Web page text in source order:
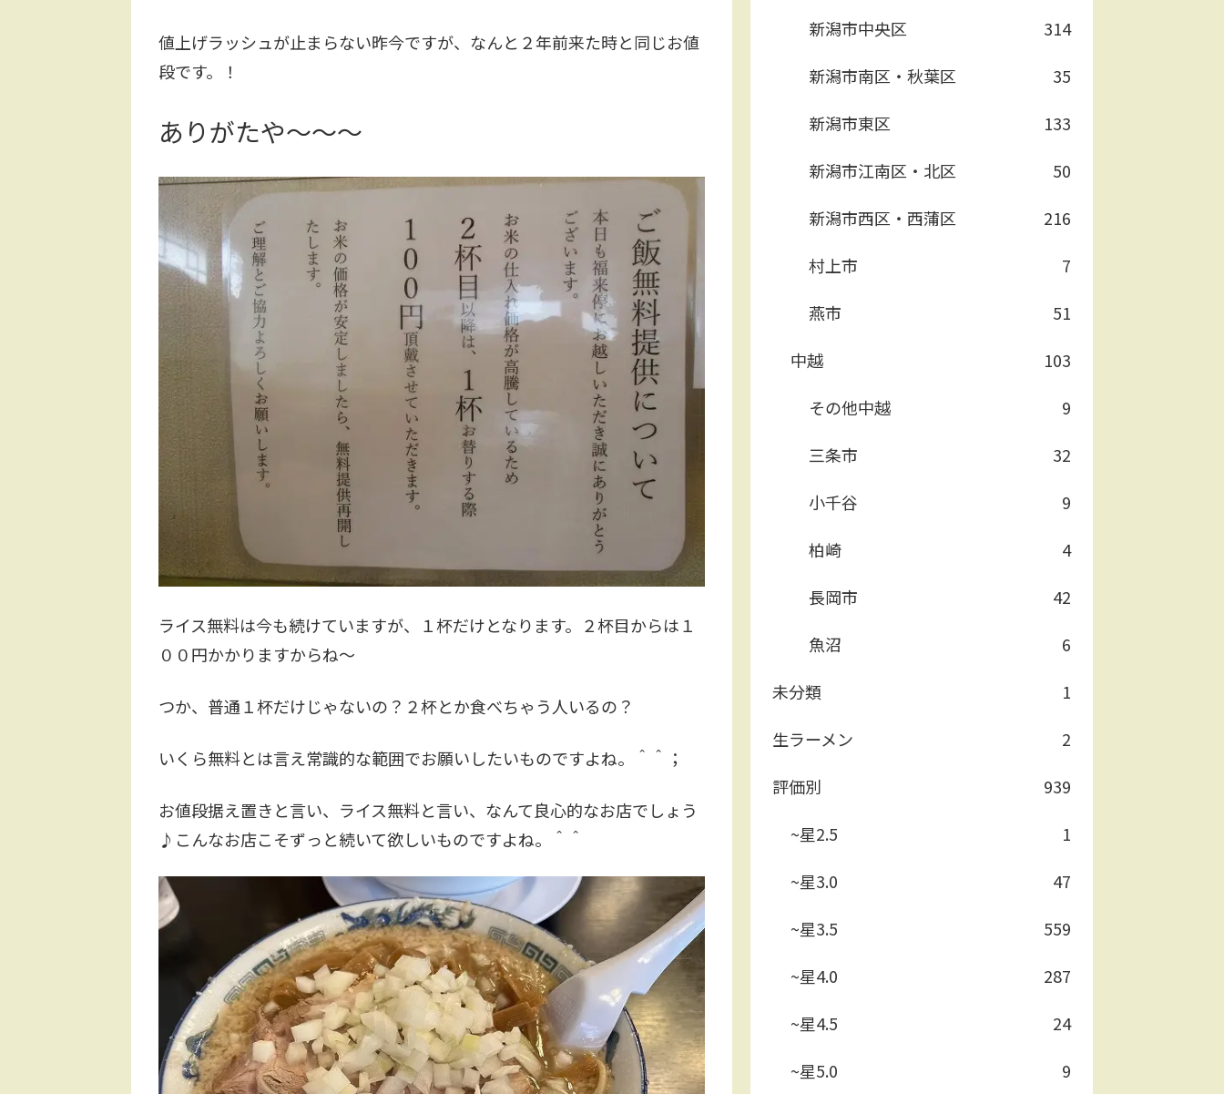
値上げラッシュが止まらない昨今ですが、なんと２年前来た時と同じお値
段です。！
ありがたや～～～
ライス無料は今も続けていますが、１杯だけとなります。２杯目からは１
００円かかりますからね～
つか、普通１杯だけじゃないの？２杯とか食べちゃう人いるの？
いくら無料とは言え常識的な範囲でお願いしたいものですよね。＾＾；
お値段据え置きと言い、ライス無料と言い、なんて良心的なお店でしょう
♪こんなお店こそずっと続いて欲しいものですよね。＾＾
新潟市中央区
314
新潟市南区・秋葉区
35
新潟市東区
133
新潟市江南区・北区
50
新潟市西区・西蒲区
216
村上市
7
燕市
51
中越
103
その他中越
9
三条市
32
小千谷
9
柏崎
4
長岡市
42
魚沼
6
未分類
1
生ラーメン
2
評価別
939
~星2.5
1
~星3.0
47
~星3.5
559
~星4.0
287
~星4.5
24
~星5.0
9